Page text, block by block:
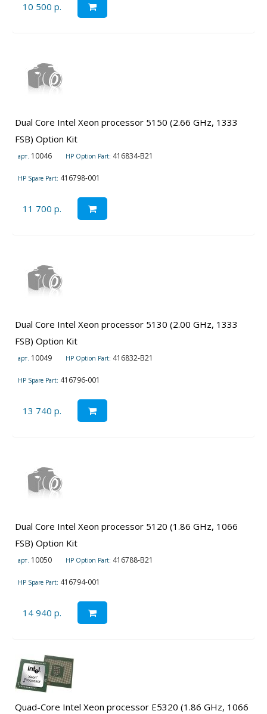
10 500 р.
Dual Core Intel Xeon processor 5150 (2.66 GHz, 1333
FSB) Option Kit
арт. 10046 HP Option Part: 416834-B21
HP Spare Part: 416798-001
11 700 р.
Dual Core Intel Xeon processor 5130 (2.00 GHz, 1333
FSB) Option Kit
арт. 10049 HP Option Part: 416832-B21
HP Spare Part: 416796-001
13 740 р.
Dual Core Intel Xeon processor 5120 (1.86 GHz, 1066
FSB) Option Kit
арт. 10050 HP Option Part: 416788-B21
HP Spare Part: 416794-001
14 940 р.
Quad-Core Intel Xeon processor E5320 (1.86 GHz, 1066